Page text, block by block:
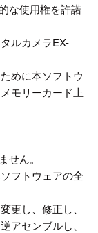
な使用権を許諾
ルカメラEX-
めに本ソフトウ
モリーカード上
せん。
フトウェアの全
更し、修正し、
アセンブルし、